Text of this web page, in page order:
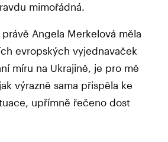
mimořádná.
Angela Merkelová měla
evropských vyjednavaček
míru na Ukrajině, je pro mě
výrazně sama přispěla ke
upřímně řečeno dost